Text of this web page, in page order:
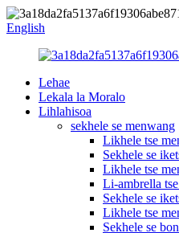
English
Lehae
Lekala la Moralo
Lihlahisoa
sekhele se menwang
Likhele tse
Sekhele se
Likhele tse
Li-ambrella
Sekhele se
Likhele tse
Sekhele se